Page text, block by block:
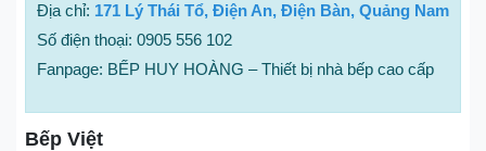
Địa chỉ: 171 Lý Thái Tổ, Điện An, Điện Bàn, Quảng Nam
Số điện thoại: 0905 556 102
Fanpage: BẾP HUY HOÀNG – Thiết bị nhà bếp cao cấp
Bếp Việt